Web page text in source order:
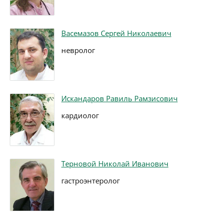
Васемазов Сергей Николаевич
невролог
Искандаров Равиль Рамзисович
кардиолог
Терновой Николай Иванович
гастроэнтеролог